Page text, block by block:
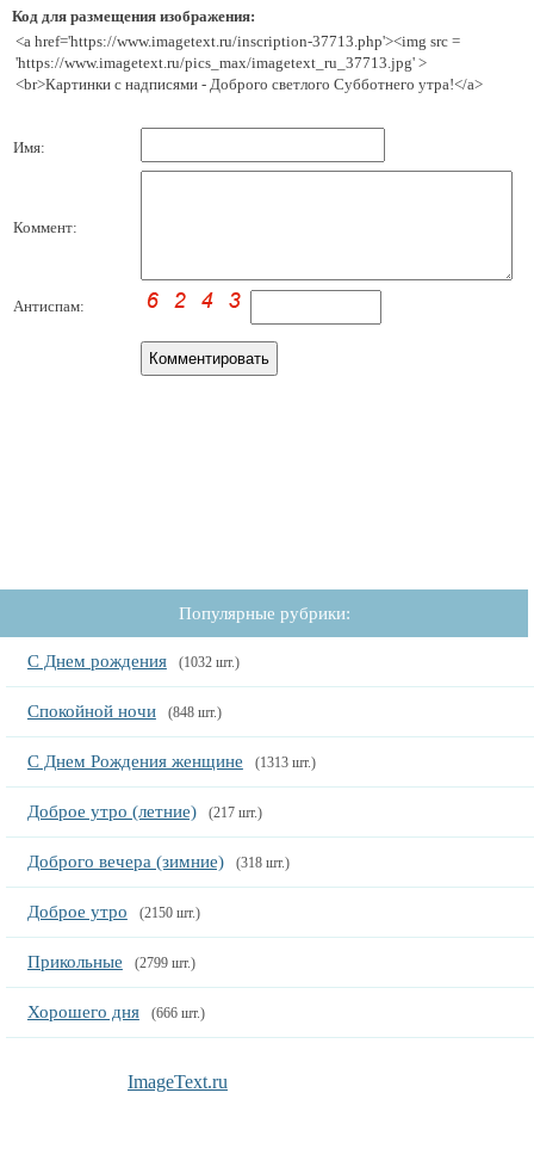
Код для размещения изображения:
<a href='https://www.imagetext.ru/inscription-37713.php'><img src =
'https://www.imagetext.ru/pics_max/imagetext_ru_37713.jpg' >
<br>Картинки с надписями - Доброго светлого Субботнего утра!</a>
Имя:
Коммент:
Антиспам:
Популярные рубрики:
С Днем рождения (1032 шт.)
Спокойной ночи (848 шт.)
С Днем Рождения женщине (1313 шт.)
Доброе утро (летние) (217 шт.)
Доброго вечера (зимние) (318 шт.)
Доброе утро (2150 шт.)
Прикольные (2799 шт.)
Хорошего дня (666 шт.)
ImageText.ru